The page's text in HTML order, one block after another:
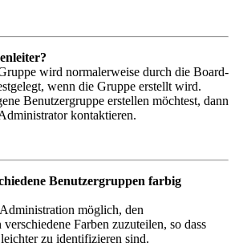
wird normalerweise durch die Board-
wenn die Gruppe erstellt wird.
Benutzergruppe erstellen möchtest, dann
kontaktieren.
Benutzergruppen farbig
möglich, den
Farben zuzuteilen, so dass
zu identifizieren sind.